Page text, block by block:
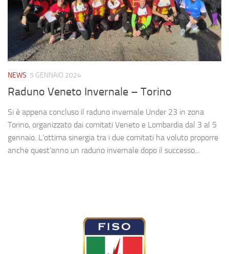
NEWS 5 GENNAIO 2024
Raduno Veneto Invernale – Torino
Si è appena concluso il raduno invernale Under 23 in zona
Torino, organizzato dai comitati Veneto e Lombardia dal 3 al 5
gennaio. L’ottima sinergia tra i due comitati ha voluto proporre
anche quest’anno un raduno invernale dopo il successo...